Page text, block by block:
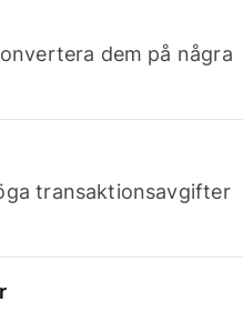
dem på några
transaktionsavgifter